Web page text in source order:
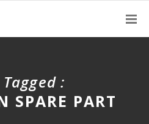
:
SPARE PART